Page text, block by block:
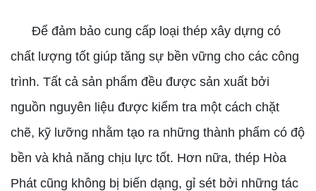
Để đảm bảo cung cấp loại thép xây dựng có
chất lượng tốt giúp tăng sự bền vững cho các công
trình. Tất cả sản phẩm đều được sản xuất bởi
nguồn nguyên liệu được kiểm tra một cách chặt
chẽ, kỹ lưỡng nhằm tạo ra những thành phẩm có độ
bền và khả năng chịu lực tốt. Hơn nữa, thép Hòa
Phát cũng không bị biến dạng, gỉ sét bởi những tác